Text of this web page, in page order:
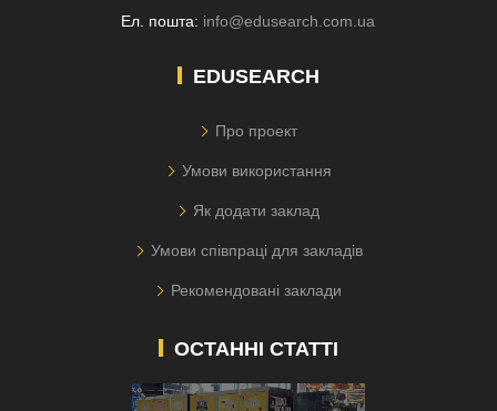
Ел. пошта: info@edusearch.com.ua
EDUSEARCH
Про проект
Умови використання
Як додати заклад
Умови співпраці для закладів
Рекомендовані заклади
ОСТАННІ СТАТТІ